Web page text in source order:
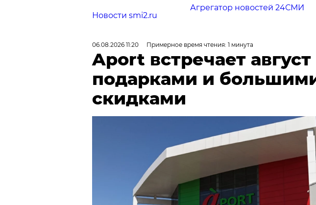
Агрегатор новостей 24СМИ
Новости smi2.ru
06.08.2026 11:20 Примерное время чтения: 1 минута
Aport встречает август
подарками и
скидками